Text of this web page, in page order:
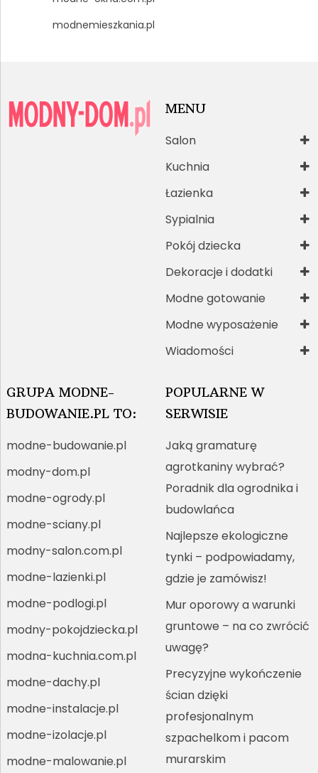
modnemieszkania.pl
MENU
Salon
Kuchnia
Łazienka
Sypialnia
Pokój dziecka
Dekoracje i dodatki
Modne gotowanie
Modne wyposażenie
Wiadomości
GRUPA MODNE-
BUDOWANIE.PL TO:
modne-budowanie.pl
modny-dom.pl
modne-ogrody.pl
modne-sciany.pl
modny-salon.com.pl
modne-lazienki.pl
modne-podlogi.pl
modny-pokojdziecka.pl
modna-kuchnia.com.pl
modne-dachy.pl
modne-instalacje.pl
modne-izolacje.pl
modne-malowanie.pl
POPULARNE W
SERWISIE
Jaką gramaturę
agrotkaniny wybrać?
Poradnik dla ogrodnika i
budowlańca
Najlepsze ekologiczne
tynki – podpowiadamy,
gdzie je zamówisz!
Mur oporowy a warunki
gruntowe – na co zwrócić
uwagę?
Precyzyjne wykończenie
ścian dzięki
profesjonalnym
szpachelkom i pacom
murarskim